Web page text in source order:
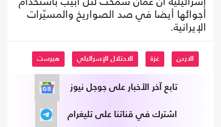
أجوائها أيضا في صد الصواريخ والمسيّرات
الإيرانية.
الاردن غزة الاحتلال الإسرائيلي هيرست
تابع آخر الأخبار على جوجل نيوز
اشترك في قناتنا على تليغرام